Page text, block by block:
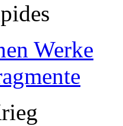
Werke